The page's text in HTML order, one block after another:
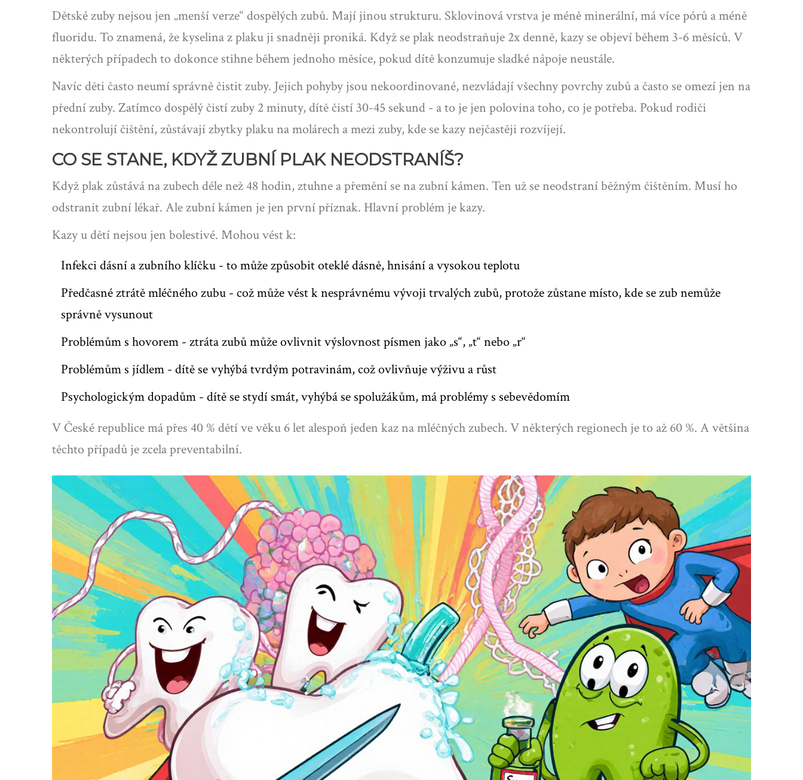
Dětské zuby nejsou jen „menší verze“ dospělých zubů. Mají jinou strukturu. Sklovinová vrstva je méně minerální, má více pórů a méně
fluoridu. To znamená, že kyselina z plaku ji snadněji proniká. Když se plak neodstraňuje 2x denně, kazy se objeví během 3-6 měsíců. V
některých případech to dokonce stihne během jednoho měsíce, pokud dítě konzumuje sladké nápoje neustále.
Navíc děti často neumí správně čistit zuby. Jejich pohyby jsou nekoordinované, nezvládají všechny povrchy zubů a často se omezí jen na
přední zuby. Zatímco dospělý čistí zuby 2 minuty, dítě čistí 30-45 sekund - a to je jen polovina toho, co je potřeba. Pokud rodiči
nekontrolují čištění, zůstávají zbytky plaku na molárech a mezi zuby, kde se kazy nejčastěji rozvíjejí.
CO SE STANE, KDYŽ ZUBNÍ PLAK NEODSTRANÍŠ?
Když plak zůstává na zubech déle než 48 hodin, ztuhne a přemění se na zubní kámen. Ten už se neodstraní běžným čištěním. Musí ho
odstranit zubní lékař. Ale zubní kámen je jen první příznak. Hlavní problém je kazy.
Kazy u dětí nejsou jen bolestivé. Mohou vést k:
Infekci dásní a zubního klíčku - to může způsobit oteklé dásně, hnisání a vysokou teplotu
Předčasné ztrátě mléčného zubu - což může vést k nesprávnému vývoji trvalých zubů, protože zůstane místo, kde se zub nemůže
správně vysunout
Problémům s hovorem - ztráta zubů může ovlivnit výslovnost písmen jako „s“, „t“ nebo „r“
Problémům s jídlem - dítě se vyhýbá tvrdým potravinám, což ovlivňuje výživu a růst
Psychologickým dopadům - dítě se stydí smát, vyhýbá se spolužákům, má problémy s sebevědomím
V České republice má přes 40 % dětí ve věku 6 let alespoň jeden kaz na mléčných zubech. V některých regionech je to až 60 %. A většina
těchto případů je zcela preventabilní.